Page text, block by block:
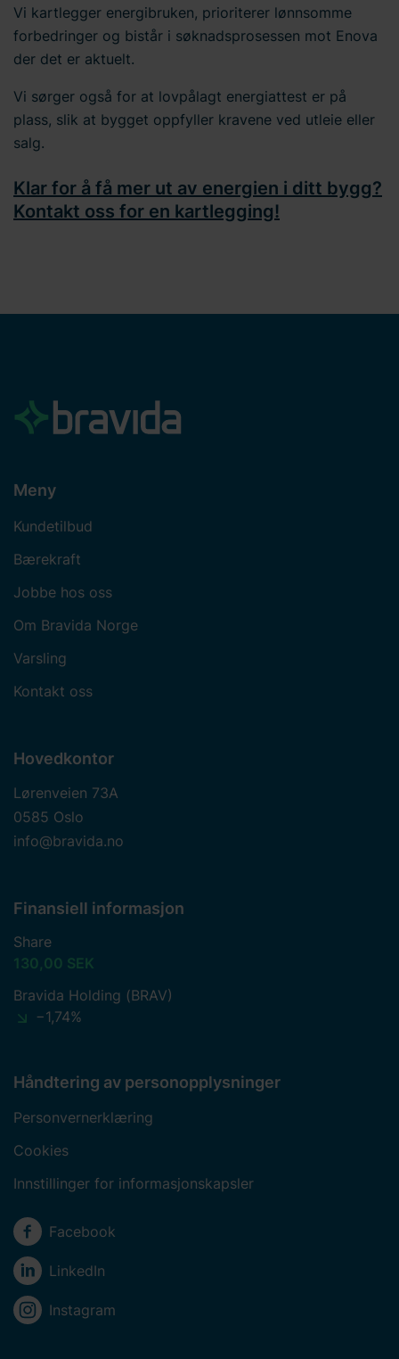
Vi kartlegger energibruken, prioriterer lønnsomme
forbedringer og bistår i søknadsprosessen mot Enova
der det er aktuelt.
Vi sørger også for at lovpålagt energiattest er på
plass, slik at bygget oppfyller kravene ved utleie eller
salg.
Klar for å få mer ut av energien i ditt bygg?
Kontakt oss for en kartlegging!
Meny
Kundetilbud
Bærekraft
Jobbe hos oss
Om Bravida Norge
Varsling
Kontakt oss
Hovedkontor
Lørenveien 73A
0585 Oslo
info@bravida.no
Finansiell informasjon
Share
130,00 SEK
Bravida Holding (BRAV)
−1,74%
Håndtering av personopplysninger
Personvernerklæring
Cookies
Innstillinger for informasjonskapsler
Sosiale medier
Facebook
LinkedIn
Instagram